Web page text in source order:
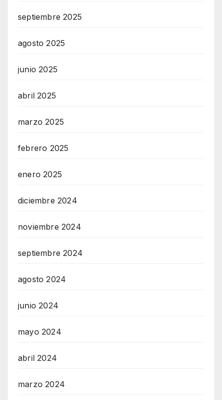
septiembre 2025
agosto 2025
junio 2025
abril 2025
marzo 2025
febrero 2025
enero 2025
diciembre 2024
noviembre 2024
septiembre 2024
agosto 2024
junio 2024
mayo 2024
abril 2024
marzo 2024